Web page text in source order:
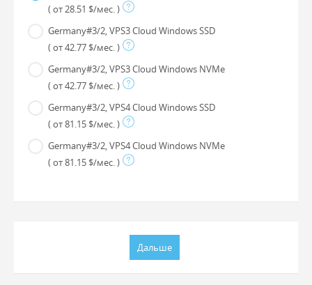
( от 28.51 $/мес. )
Germany#3/2, VPS3 Cloud Windows SSD
( от 42.77 $/мес. )
Germany#3/2, VPS3 Cloud Windows NVMe
( от 42.77 $/мес. )
Germany#3/2, VPS4 Cloud Windows SSD
( от 81.15 $/мес. )
Germany#3/2, VPS4 Cloud Windows NVMe
( от 81.15 $/мес. )